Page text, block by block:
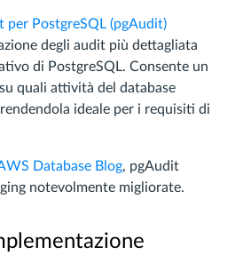
per PostgreSQL (pgAudit)
degli audit più dettagliata
di PostgreSQL. Consente un
quali attività del database
ideale per i requisiti di
Database Blog, pgAudit
notevolmente migliorate.